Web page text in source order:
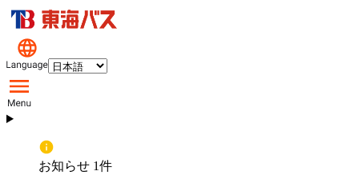
お知らせ 1件